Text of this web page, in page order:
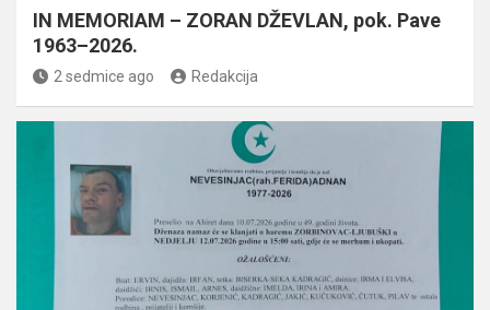
IN MEMORIAM – ZORAN DŽEVLAN, pok. Pave
1963–2026.
2 sedmice ago Redakcija